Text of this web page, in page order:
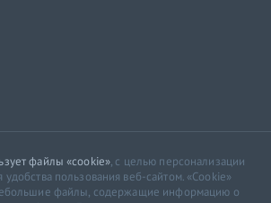
файлы «cookie», с целью персонализации
пользования веб-сайтом. «Cookie»
файлы, содержащие информацию о